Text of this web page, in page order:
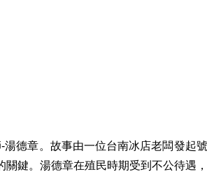
德章。故事由一位台南冰店老闆發起
鍵。湯德章在殖民時期受到不公待遇